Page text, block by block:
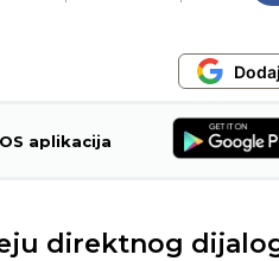
aplikacija
direktnog